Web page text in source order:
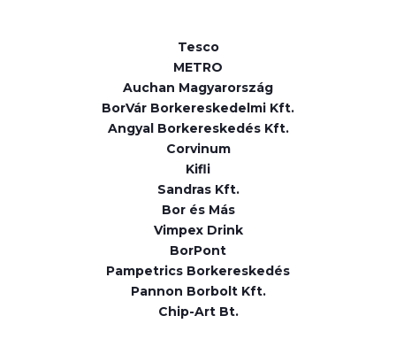
Tesco
METRO
Auchan Magyarország
BorVár Borkereskedelmi Kft.
Angyal Borkereskedés Kft.
Corvinum
Kifli
Sandras Kft.
Bor és Más
Vimpex Drink
BorPont
Pampetrics Borkereskedés
Pannon Borbolt Kft.
Chip-Art Bt.